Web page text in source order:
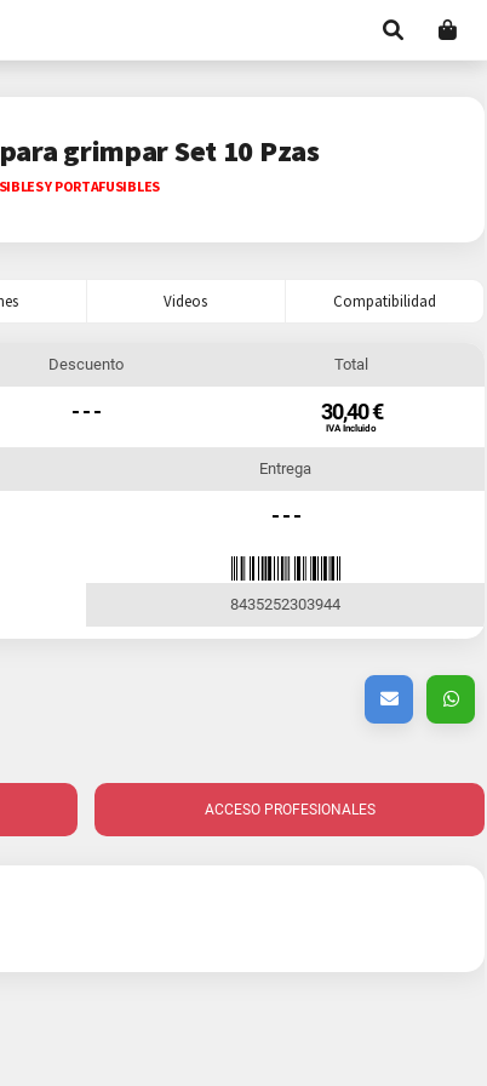
grimpar Set 10 Pzas
Y PORTAFUSIBLES
Videos Compatibilidad
Descuento
- - -
Total
30,40 €
IVA Incluido
Entrega
- - -
8435252303944
ACCESO PROFESIONALES